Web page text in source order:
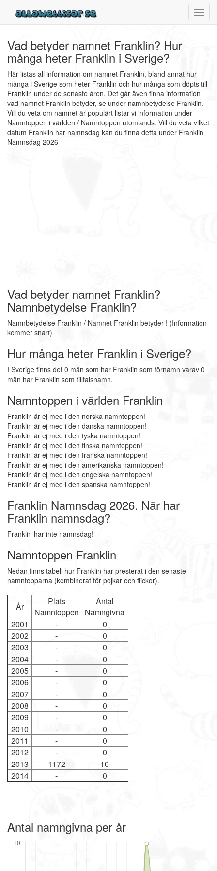
Vad betyder namnet Franklin? Hur
många heter Franklin i Sverige?
Här listas all information om namnet Franklin, bland annat hur
många i Sverige som heter Franklin och hur många som döpts till
Franklin under de senaste åren. Det går även finna information
vad namnet Franklin betyder, se under namnbetydelse Franklin.
Vill du veta om namnet är populärt listar vi information under
Namntoppen i världen / Namntoppen utomlands. Vill du veta vilket
datum Franklin har namnsdag kan du finna detta under Franklin
Namnsdag 2026
Vad betyder namnet Franklin?
Namnbetydelse Franklin?
Namnbetydelse Franklin / Namnet Franklin betyder ! (Information
kommer snart)
Hur många heter Franklin i Sverige?
I Sverige finns det 0 män som har Franklin som förnamn varav 0
män har Franklin som tilltalsnamn.
Namntoppen i världen Franklin
Franklin är ej med i den norska namntoppen!
Franklin är ej med i den danska namntoppen!
Franklin är ej med i den tyska namntoppen!
Franklin är ej med i den finska namntoppen!
Franklin är ej med i den franska namntoppen!
Franklin är ej med i den amerikanska namntoppen!
Franklin är ej med i den engelska namntoppen!
Franklin är ej med i den spanska namntoppen!
Franklin Namnsdag 2026. När har
Franklin namnsdag?
Franklin har inte namnsdag!
Namntoppen Franklin
Nedan finns tabell hur Franklin har presterat i den senaste
namntopparna (kombinerat för pojkar och flickor).
År
Plats
Namntoppen
Antal
Namngivna
2001
-
0
2002
-
0
2003
-
0
2004
-
0
2005
-
0
2006
-
0
2007
-
0
2008
-
0
2009
-
0
2010
-
0
2011
-
0
2012
-
0
2013
1172
10
2014
- 0
Antal namngivna per år